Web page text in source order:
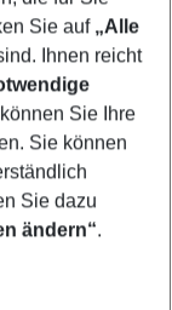
Sie auf „Alle
Ihnen reicht
können Sie Ihre
Sie können
Sie dazu
ändern“.